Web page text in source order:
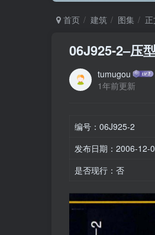
首页 建筑 图集
06J925-2–压
tumugou
1年前更新
编号：06J925-2
发布日期：2006-12-
是否现行：否